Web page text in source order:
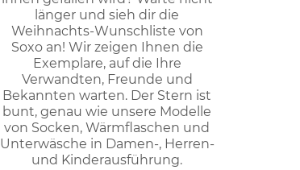
länger und sieh dir die
Weihnachts-Wunschliste von
Soxo an! Wir zeigen Ihnen die
Exemplare, auf die Ihre
Verwandten, Freunde und
Bekannten warten. Der Stern ist
bunt, genau wie unsere Modelle
von Socken, Wärmflaschen und
Unterwäsche in Damen-, Herren-
und Kinderausführung.